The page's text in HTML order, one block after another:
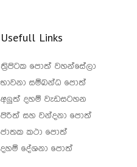
Usefull Links
ත්‍රිපිටක පොත් වහන්සේලා
භාවනා සම්බන්ධ පොත්
අලුත් දහම් වැඩසටහන
පිරිත් සහ වන්දනා පොත්
ජාතක කථා පොත්
දහම් දේශනා පොත්